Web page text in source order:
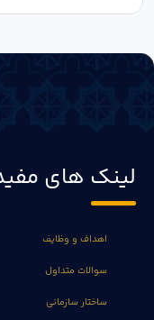
لینک های
اهداف و وظایف
سوالات متداول
ساختار سازمانی